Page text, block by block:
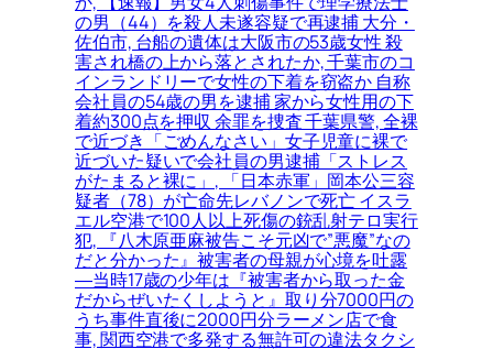
の男（44）を殺人未遂容疑で再逮捕 大分・
佐伯市, 台船の遺体は大阪市の53歳女性 殺
害され橋の上から落とされたか, 千葉市のコ
インランドリーで女性の下着を窃盗か 自称
会社員の54歳の男を逮捕 家から女性用の下
着約300点を押収 余罪を捜査 千葉県警, 全裸
で近づき「ごめんなさい」女子児童に裸で
近づいた疑いで会社員の男逮捕「ストレス
がたまると裸に」, 「日本赤軍」岡本公三容
疑者（78）が亡命先レバノンで死亡 イスラ
エル空港で100人以上死傷の銃乱射テロ実行
犯, 『八木原亜麻被告こそ元凶で”悪魔”なの
だと分かった』被害者の母親が心境を吐露
―当時17歳の少年は『被害者から取った金
だからぜいたくしようと』取り分7000円の
うち事件直後に2000円分ラーメン店で食
事, 関西空港で多発する無許可の違法タクシ